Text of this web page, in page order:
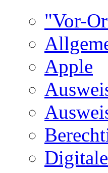
"Vor-
Apple